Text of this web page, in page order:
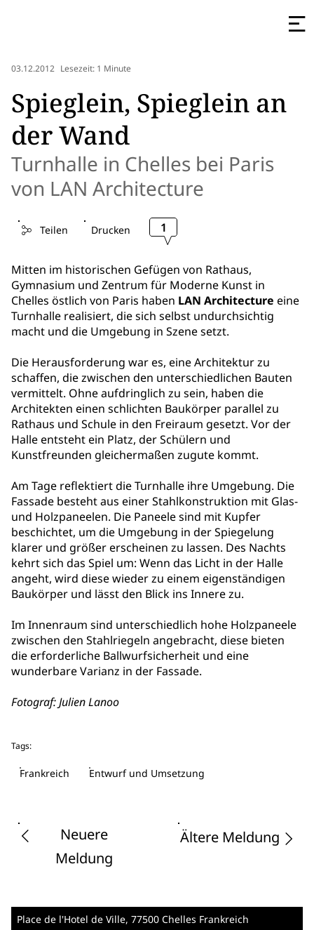
03.12.2012 Lesezeit: 1 Minute
Spieglein, Spieglein an
der Wand
Turnhalle in Chelles bei Paris
von LAN Architecture
Teilen Drucken 1
Mitten im historischen Gefügen von Rathaus,
Gymnasium und Zentrum für Moderne Kunst in
Chelles östlich von Paris haben LAN Architecture eine
Turnhalle realisiert, die sich selbst undurchsichtig
macht und die Umgebung in Szene setzt.
Die Herausforderung war es, eine Architektur zu
schaffen, die zwischen den unterschiedlichen Bauten
vermittelt. Ohne aufdringlich zu sein, haben die
Architekten einen schlichten Baukörper parallel zu
Rathaus und Schule in den Freiraum gesetzt. Vor der
Halle entsteht ein Platz, der Schülern und
Kunstfreunden gleichermaßen zugute kommt.
Am Tage reflektiert die Turnhalle ihre Umgebung. Die
Fassade besteht aus einer Stahlkonstruktion mit Glas-
und Holzpaneelen. Die Paneele sind mit Kupfer
beschichtet, um die Umgebung in der Spiegelung
klarer und größer erscheinen zu lassen. Des Nachts
kehrt sich das Spiel um: Wenn das Licht in der Halle
angeht, wird diese wieder zu einem eigenständigen
Baukörper und lässt den Blick ins Innere zu.
Im Innenraum sind unterschiedlich hohe Holzpaneele
zwischen den Stahlriegeln angebracht, diese bieten
die erforderliche Ballwurfsicherheit und eine
wunderbare Varianz in der Fassade.
Fotograf: Julien Lanoo
Tags:
Frankreich Entwurf und Umsetzung
Neuere
Meldung
Ältere Meldung
Place de l'Hotel de Ville, 77500 Chelles Frankreich